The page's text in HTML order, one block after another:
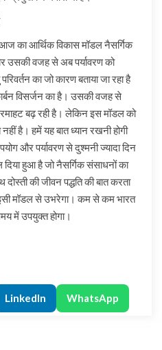
का आर्थिक विकास मॉडल नैसर्गिक
उसकी वजह से अब पर्यावरण को
का जो कारण बताया जा रहा है
विसर्जन का है। उसकी वजह से
बढ़ रही है। लेकिन इस मॉडल को
है। हमें यह बात ध्यान रखनी होगी
और पर्यावरण से दुश्मनी ज्यादा दिन
हुआ है जो नैसर्गिक संसाधनों का
दोस्ती की जीवन पद्धति की बात करता
मॉडल से उभरेगा। कम से कम भारत
में उपयुक्त होगा।
LinkedIn WhatsApp